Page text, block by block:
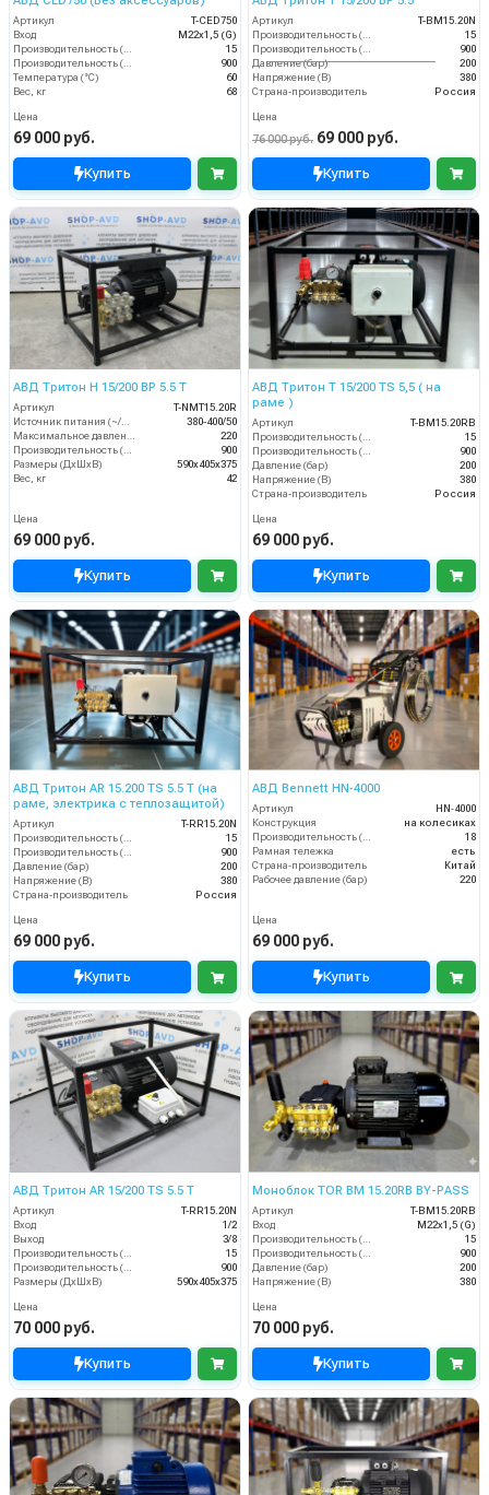
Артикул
T-CED750
Вход
M22х1,5 (G)
15
900
Температура (°C)
60
Вес, кг
68
Цена
69 000 руб.
Купить
Артикул
T-BM15.20N
15
900
Давление (бар)
200
Напряжение (В)
380
Страна-производитель
Россия
Цена
76 000 руб. 69 000 руб.
Купить
АВД Тритон H 15/200 BP 5.5 T
Артикул
T-NMT15.20R
380-400/50
220
900
Размеры (ДхШхВ)
590х405х375
Вес, кг
42
Цена
69 000 руб.
Купить
АВД Тритон Т 15/200 TS 5,5 ( на
раме )
Артикул
T-BM15.20RB
15
900
Давление (бар)
200
Напряжение (В)
380
Страна-производитель
Россия
Цена
69 000 руб.
Купить
АВД Тритон AR 15.200 TS 5.5 Т (на
раме, электрика с теплозащитой)
Артикул
T-RR15.20N
Производительность (л/мин)
15
Производительность (л/ч)
900
Давление (бар)
200
Напряжение (В)
380
Страна-производитель
Россия
Цена
69 000 руб.
Купить
АВД Bennett HN‑4000
Артикул
HN‑4000
Конструкция
на колесиках
Производительность (л/мин)
18
Рамная тележка
есть
Страна-производитель
Китай
Рабочее давление (бар)
220
Цена
69 000 руб.
Купить
АВД Тритон AR 15/200 TS 5.5 T
Артикул
T-RR15.20N
Вход
1/2
Выход
3/8
15
900
Размеры (ДхШхВ)
590х405х375
Цена
70 000 руб.
Купить
Моноблок TOR BM 15.20RB BY-PASS
Артикул
T-BM15.20RB
Вход
M22х1,5 (G)
15
900
Давление (бар)
200
Напряжение (В)
380
Цена
70 000 руб.
Купить